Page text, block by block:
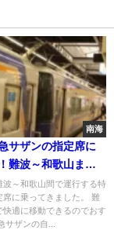
南海
サザンの指定席に
難波～和歌山まで
南海10000系に乗車
波～和歌山間で運行する特
席に乗ってきました。 難
快適に移動できるのでおす
サザンの自...